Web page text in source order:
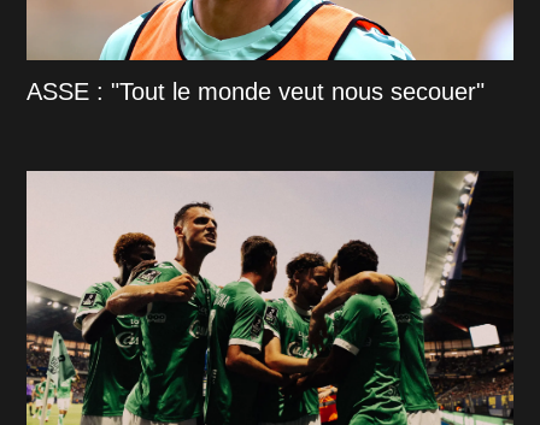
ASSE : "Tout le monde veut nous secouer"